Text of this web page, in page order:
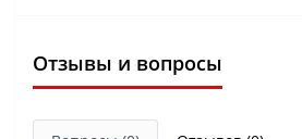
Отзывы и вопросы